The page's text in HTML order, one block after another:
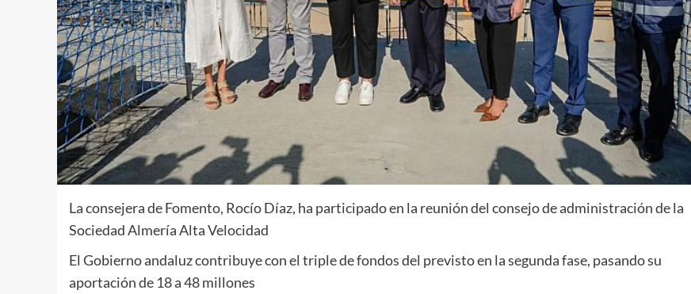
La consejera de Fomento, Rocío Díaz, ha participado en la reunión del consejo de administración de la
Sociedad Almería Alta Velocidad
El Gobierno andaluz contribuye con el triple de fondos del previsto en la segunda fase, pasando su
aportación de 18 a 48 millones